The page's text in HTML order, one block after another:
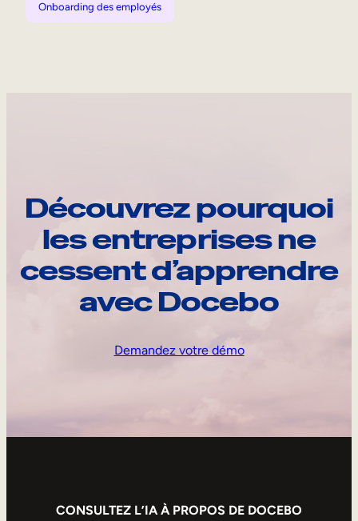
Onboarding des employés
Découvrez pourquoi
les entreprises ne
cessent d’apprendre
avec Docebo
Demandez votre démo
CONSULTEZ L’IA À PROPOS DE DOCEBO